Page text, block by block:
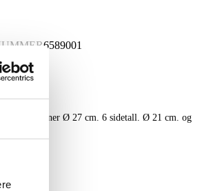
6589001
tallerkner Ø 27 cm. 6 sidetall. Ø 21 cm. og